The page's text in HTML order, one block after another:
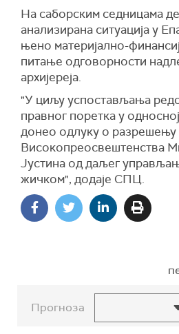
На саборским седницама
анализирана ситуација у
њено материјално-
питање одговорности
архијереја.
"У циљу успостављања
правног поретка у
донео одлуку о
Високопреосвештенства
Јустина од даљег
жичком", додаје СПЦ.
Прогноза